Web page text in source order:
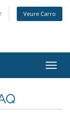
Veure Carro
la